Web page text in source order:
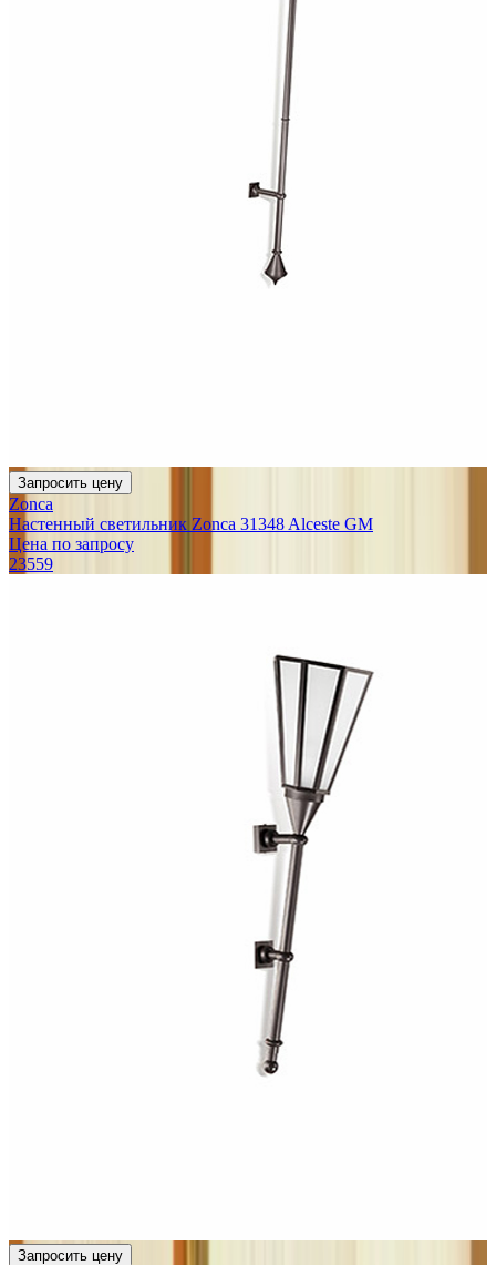
Запросить цену
Zonca
Настенный светильник Zonca 31348 Alceste GM
Цена по запросу
23559
Запросить цену